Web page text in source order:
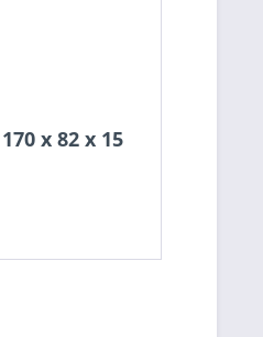
x 82 x 15